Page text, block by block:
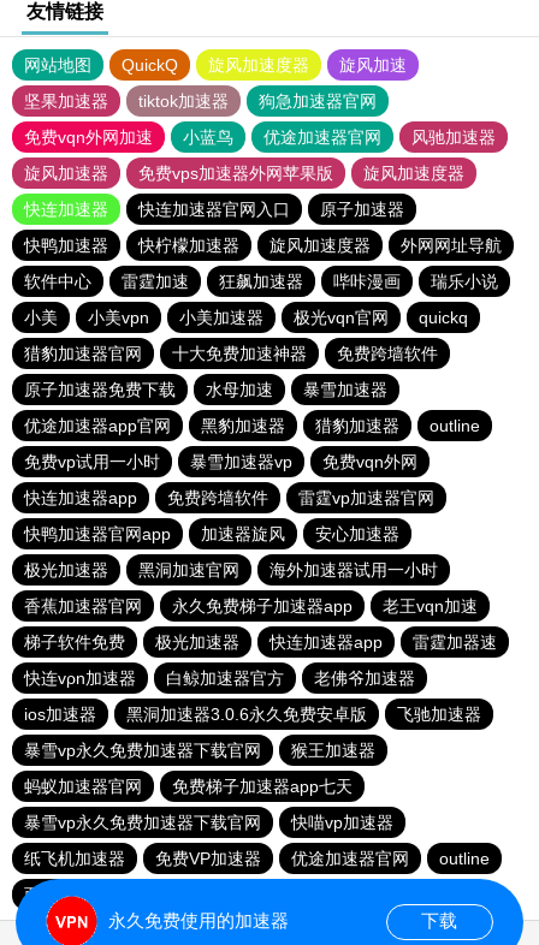
友情链接
网站地图 QuickQ 旋风加速度器
旋风加速
坚果加速器
tiktok加速器
狗急加速器官网
免费vqn外网加速
小蓝鸟 优途加速器官网
风驰加速器
旋风加速器
免费vps加速器外网苹果版
旋风加速度器
快连加速器
快连加速器官网入口
原子加速器
快鸭加速器
快柠檬加速器 旋风加速度器
外网网址导航
软件中心
雷霆加速 狂飙加速器 哔咔漫画
瑞乐小说
小美
小美vpn 小美加速器 极光vqn官网
quickq
猎豹加速器官网
十大免费加速神器
免费跨墙软件
原子加速器免费下载
水母加速
暴雪加速器
优途加速器app官网
黑豹加速器 猎豹加速器
outline
免费vp试用一小时
暴雪加速器vp
免费vqn外网
快连加速器app
免费跨墙软件
雷霆vp加速器官网
快鸭加速器官网app
加速器旋风
安心加速器
极光加速器
黑洞加速官网
海外加速器试用一小时
香蕉加速器官网
永久免费梯子加速器app
老王vqn加速
梯子软件免费
极光加速器 快连加速器app
雷霆加器速
快连vρn加速器
白鲸加速器官方
老佛爷加速器
ios加速器
黑洞加速器3.0.6永久免费安卓版
飞驰加速器
暴雪vp永久免费加速器下载官网
猴王加速器
蚂蚁加速器官网
免费梯子加速器app七天
暴雪vp永久免费加速器下载官网
快喵vp加速器
纸飞机加速器
免费VP加速器 优途加速器官网
outline
西柚加速
永久免费使用的加速器 下载